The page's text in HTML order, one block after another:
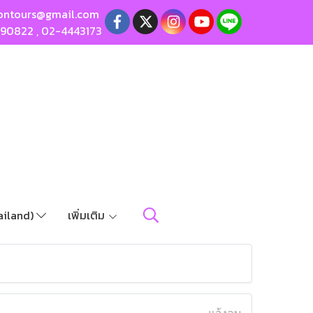
, 02-4443173
เพิ่มเติม